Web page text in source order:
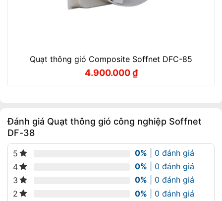
Quạt thông gió Composite Soffnet DFC-85
Giá
4.900.000₫
Giá
Đánh giá Quạt thông gió công nghiệp Soffnet
DF-38
5 0% | 0 đánh giá
4
0% | 0 đánh giá
3
0% | 0 đánh giá
2
0% | 0 đánh giá